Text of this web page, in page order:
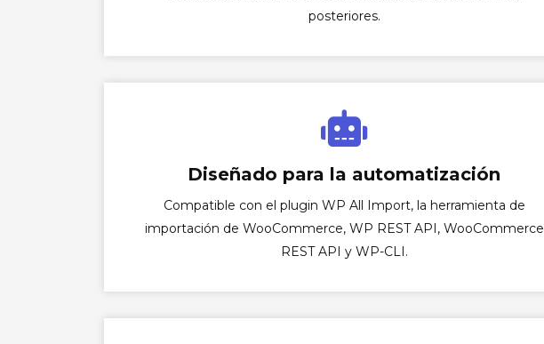
posteriores.
Diseñado para la automatización
Compatible con el plugin WP All Import, la herramienta de
importación de WooCommerce, WP REST API, WooCommerce
REST API y WP-CLI.